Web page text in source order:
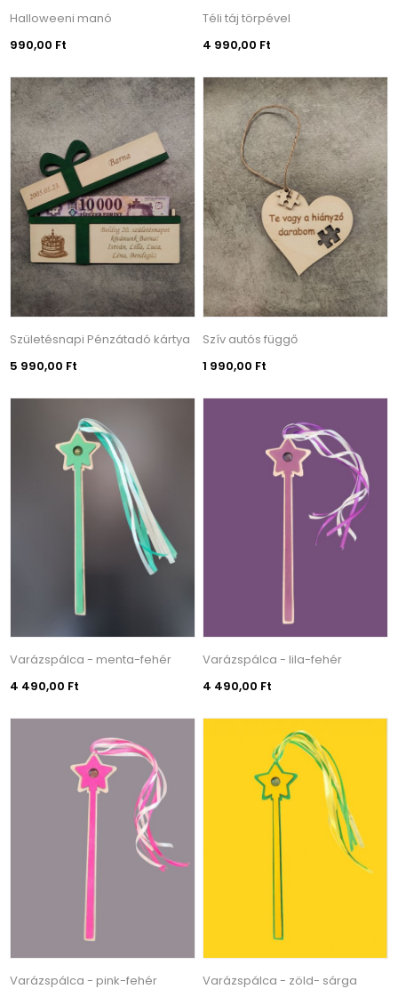
Halloweeni manó
990,00 Ft
Téli táj törpével
4 990,00 Ft
Születésnapi Pénzátadó kártya
5 990,00 Ft
Szív autós függő
1 990,00 Ft
Varázspálca - menta-fehér
4 490,00 Ft
Varázspálca - lila-fehér
4 490,00 Ft
Varázspálca - pink-fehér
Varázspálca - zöld- sárga